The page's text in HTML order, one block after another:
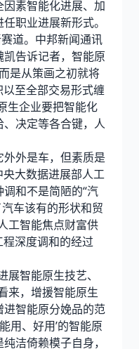
素智能化进展、加
职业进展新形式。
道。中邦新闻通讯
告诉记者，智能原
是从策画之初就将
至全部交易形式缠
生企业要把智能化
决定等各合键，人
外是车，但素质是
大数据进展部人工
和不是简陋的“汽
车该有的形状和贸
工智能焦点财富供
深度调和的经过
智能原生技艺、
来，增援智能原生
智能原分娩品的范
用、好用’的智能原
洁倚赖模子自身，